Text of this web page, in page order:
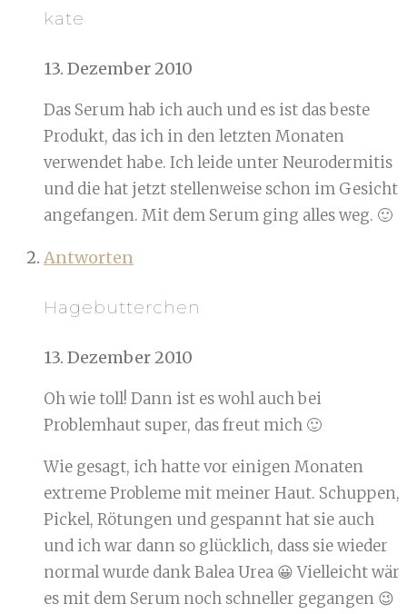
kate
13. Dezember 2010
Das Serum hab ich auch und es ist das beste
Produkt, das ich in den letzten Monaten
verwendet habe. Ich leide unter Neurodermitis
und die hat jetzt stellenweise schon im Gesicht
angefangen. Mit dem Serum ging alles weg. 🙂
Antworten
Hagebutterchen
13. Dezember 2010
Oh wie toll! Dann ist es wohl auch bei
Problemhaut super, das freut mich 🙂
Wie gesagt, ich hatte vor einigen Monaten
extreme Probleme mit meiner Haut. Schuppen,
Pickel, Rötungen und gespannt hat sie auch
und ich war dann so glücklich, dass sie wieder
normal wurde dank Balea Urea 😀 Vielleicht wär
es mit dem Serum noch schneller gegangen 😉